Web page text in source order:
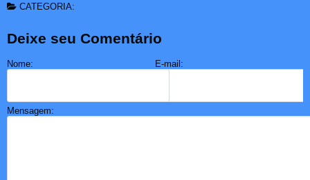
CATEGORIA:
Deixe seu Comentário
Nome: E-mail:
Mensagem: